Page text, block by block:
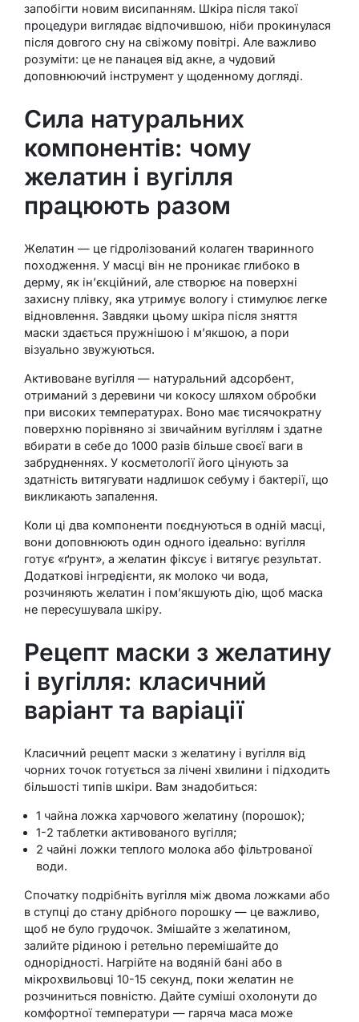
запобігти новим висипанням. Шкіра після такої
процедури виглядає відпочившою, ніби прокинулася
після довгого сну на свіжому повітрі. Але важливо
розуміти: це не панацея від акне, а чудовий
доповнюючий інструмент у щоденному догляді.
Сила натуральних
компонентів: чому
желатин і вугілля
працюють разом
Желатин — це гідролізований колаген тваринного
походження. У масці він не проникає глибоко в
дерму, як ін’єкційний, але створює на поверхні
захисну плівку, яка утримує вологу і стимулює легке
відновлення. Завдяки цьому шкіра після зняття
маски здається пружнішою і м’якшою, а пори
візуально звужуються.
Активоване вугілля — натуральний адсорбент,
отриманий з деревини чи кокосу шляхом обробки
при високих температурах. Воно має тисячократну
поверхню порівняно зі звичайним вугіллям і здатне
вбирати в себе до 1000 разів більше своєї ваги в
забрудненнях. У косметології його цінують за
здатність витягувати надлишок себуму і бактерії, що
викликають запалення.
Коли ці два компоненти поєднуються в одній масці,
вони доповнюють один одного ідеально: вугілля
готує «ґрунт», а желатин фіксує і витягує результат.
Додаткові інгредієнти, як молоко чи вода,
розчиняють желатин і пом’якшують дію, щоб маска
не пересушувала шкіру.
Рецепт маски з желатину
і вугілля: класичний
варіант та варіації
Класичний рецепт маски з желатину і вугілля від
чорних точок готується за лічені хвилини і підходить
більшості типів шкіри. Вам знадобиться:
1 чайна ложка харчового желатину (порошок);
1-2 таблетки активованого вугілля;
2 чайні ложки теплого молока або фільтрованої
води.
Спочатку подрібніть вугілля між двома ложками або
в ступці до стану дрібного порошку — це важливо,
щоб не було грудочок. Змішайте з желатином,
залийте рідиною і ретельно перемішайте до
однорідності. Нагрійте на водяній бані або в
мікрохвильовці 10-15 секунд, поки желатин не
розчиниться повністю. Дайте суміші охолонути до
комфортної температури — гаряча маса може